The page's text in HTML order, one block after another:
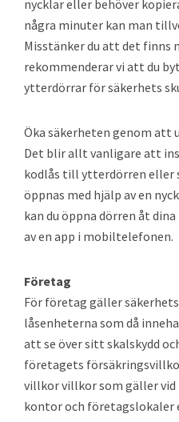
nycklar eller behöver
några minuter kan man
Misstänker du att det finns
rekommenderar vi att du
ytterdörrar för säkerhets
Öka säkerheten genom att
Det blir allt vanligare att
kodlås till ytterdörren eller
öppnas med hjälp av en
kan du öppna dörren åt
av en app i mobiltelefonen.
Företag
För företag gäller
låsenheterna som då
att se över sitt skalskydd
företagets
villkor villkor som gäller vid
kontor och företagslokaler